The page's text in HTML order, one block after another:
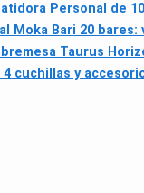
Personal de
Moka Bari 20
Taurus
cuchillas y